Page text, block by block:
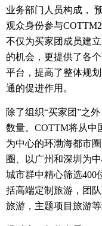
业务部门人员构成，
观众身份参与
不仅为买家团成员建
的机会，更提供了各
平台，提高了整体规
通的促进作用。
除了组织“买家团”之外
数量。 COTTM将从中
为中心的环渤海都市
圈、以广州和深圳为
城市群中精心筛选400
括高端定制旅游，团
旅游，主题项目旅游等